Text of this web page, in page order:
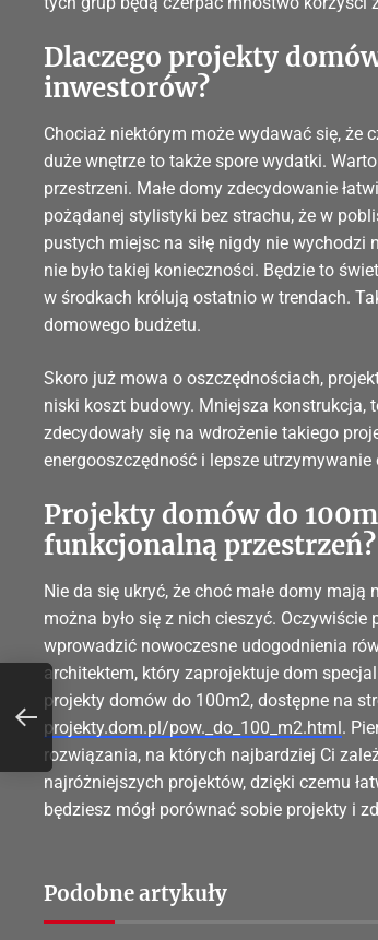
Dlaczego projekty
inwestorów?
Chociaż niektórym może wydawać się, że
duże wnętrze to także spore wydatki.
przestrzeni. Małe domy zdecydowanie
pożądanej stylistyki bez strachu, że w
pustych miejsc na siłę nigdy nie
nie było takiej konieczności. Będzie to
w środkach królują ostatnio w trendach.
domowego budżetu.
Skoro już mowa o oszczędnościach,
niski koszt budowy. Mniejsza konstrukcja,
zdecydowały się na wdrożenie takiego
energooszczędność i lepsze utrzymywanie
Projekty domów do
funkcjonalną przestrzeń?
Nie da się ukryć, że choć małe domy
można było się z nich cieszyć.
wprowadzić nowoczesne udogodnienia
architektem, który zaprojektuje dom
projekty domów do 100m2, dostępne na
projekty.dom.pl/pow._do_100_m2.html.
rozwiązania, na których najbardziej Ci
najróżniejszych projektów, dzięki czemu
będziesz mógł porównać sobie projekty i
Podobne artykuły